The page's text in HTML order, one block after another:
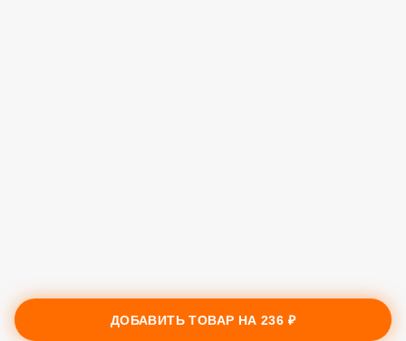
ДОБАВИТЬ ТОВАР НА236 ₽